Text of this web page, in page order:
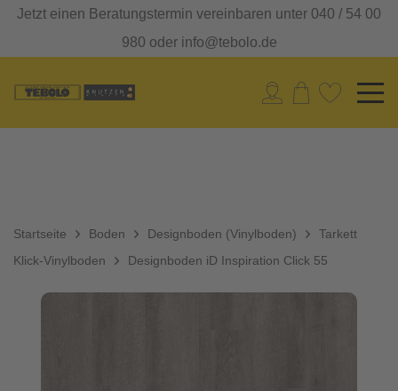
Jetzt einen Beratungstermin vereinbaren unter 040 / 54 00
980 oder info@tebolo.de
Startseite Boden
Designboden (Vinylboden)
Klick-Vinylboden
Tarkett
Designboden iD Inspiration Click 55